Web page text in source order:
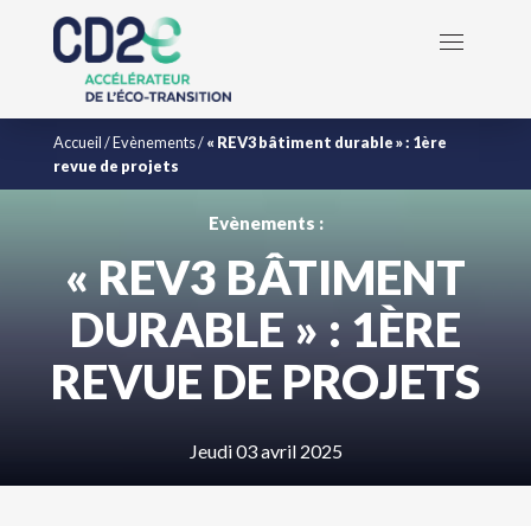
Accueil/Evènements/« REV3 bâtiment durable » : 1ère
revue de projets
Evènements :
« REV3 BÂTIMENT
DURABLE » : 1ÈRE
REVUE DE PROJETS
Jeudi 03 avril 2025